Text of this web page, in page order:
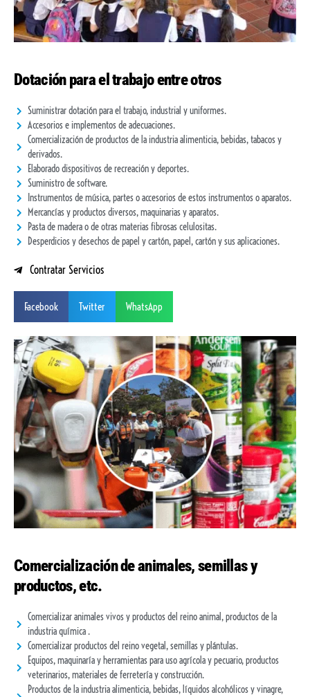
Dotación para el trabajo entre otros
Suministrar dotación para el trabajo, industrial y uniformes.
Accesorios e implementos de adecuaciones.
Comercialización de productos de la industria alimenticia, bebidas, tabacos y
derivados.
Elaborado dispositivos de recreación y deportes.
Suministro de software.
Instrumentos de música, partes o accesorios de estos instrumentos o aparatos.
Mercancías y productos diversos, maquinarias y aparatos.
Pasta de madera o de otras materias fibrosas celulositas.
Desperdicios y desechos de papel y cartón, papel, cartón y sus aplicaciones.
Contratar Servicios
Facebook Twitter WhatsApp
Comercialización de animales, semillas y
productos, etc.
Comercializar animales vivos y productos del reino animal, productos de la
industria química .
Comercializar productos del reino vegetal, semillas y plántulas.
Equipos, maquinaría y herramientas para uso agrícola y pecuario, productos
veterinarios, materiales de ferretería y construcción.
Productos de la industria alimenticia, bebidas, líquidos alcohólicos y vinagre,